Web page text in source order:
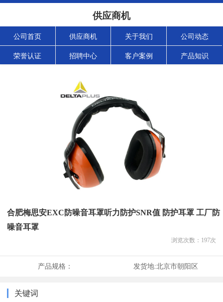
供应商机
公司首页 供应商机 关于我们 公司动态
荣誉认证 招聘中心 客户案例 产品知识
合肥梅思安EXC防噪音耳罩听力防护SNR值 防护耳罩 工厂防
噪音耳罩
浏览次数： 197次
产品规格： 发货地:北京市朝阳区
关键词